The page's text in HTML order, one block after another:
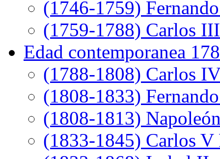
(1746-1759)
(1759-1788) Carlos III
Edad contemporanea
(1788-1808) Carlos
(1808-1833)
(1808-1813)
(1833-1845) Carlos V